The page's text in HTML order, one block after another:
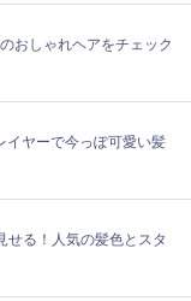
おしゃれヘアをチェック
イヤーで今っぽ可愛い髪
せる！人気の髪色とスタ